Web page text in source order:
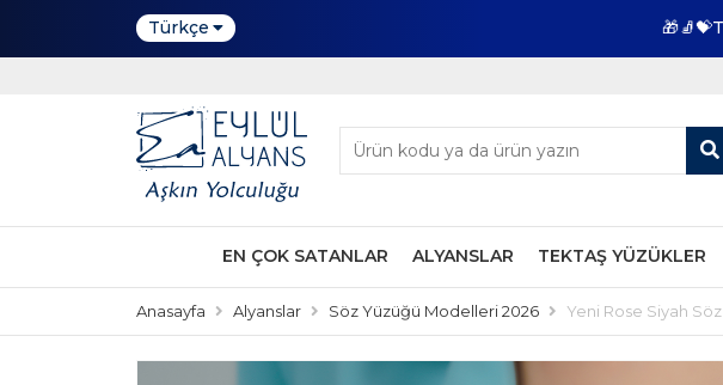
Türkçe
EN ÇOK SATANLAR ALYANSLAR TEKTAŞ YÜZÜKLER
Anasayfa Alyanslar Söz Yüzüğü Modelleri 2026 Yeni Rose Siyah